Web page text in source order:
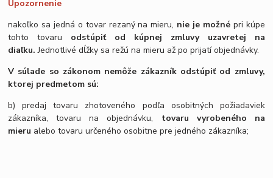
Upozornenie
nakoľko sa jedná o tovar rezaný na mieru, nie je možné pri kúpe
tohto tovaru odstúpiť od kúpnej zmluvy uzavretej na
diaľku.Jednotlivé dĺžky sa režú na mieru až po prijatí objednávky.
V súlade so zákonom nemôže zákazník odstúpiť od zmluvy,
ktorej predmetom sú:
b) predaj tovaru zhotoveného podľa osobitných požiadaviek
zákazníka, tovaru na objednávku, tovaru vyrobeného na
mieru alebo tovaru určeného osobitne pre jedného zákazníka;